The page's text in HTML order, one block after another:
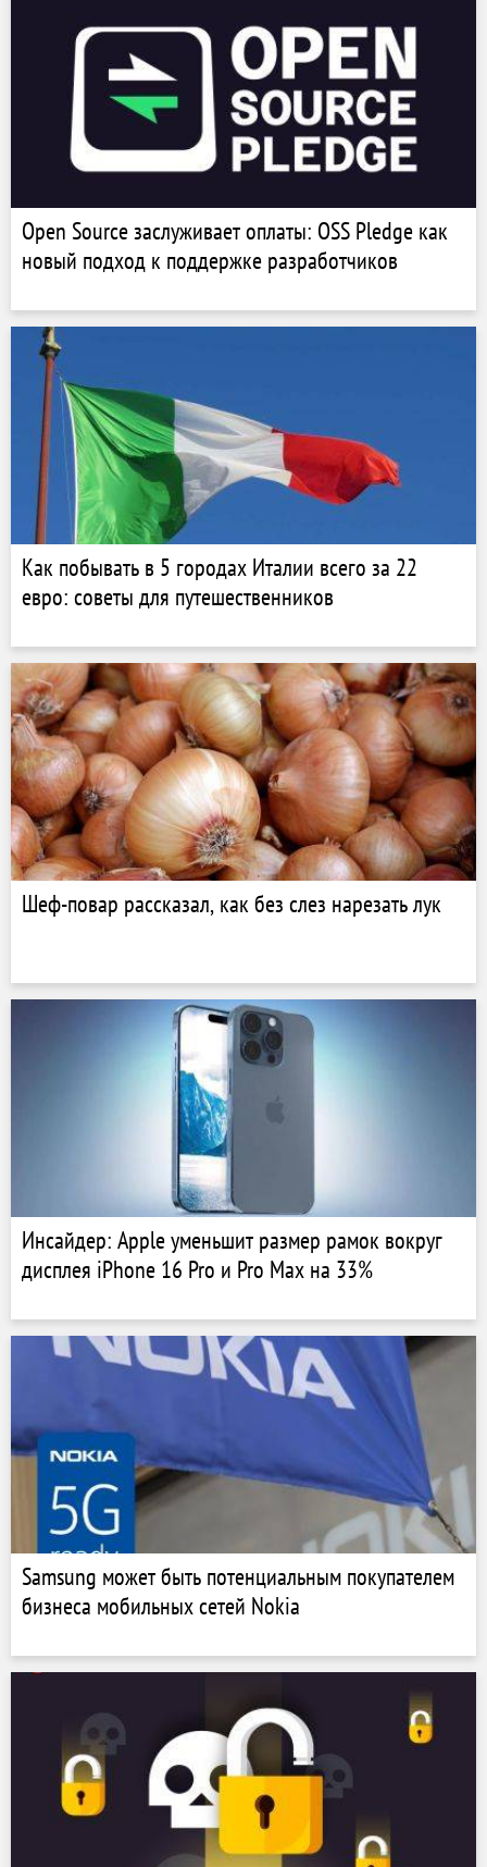
Open Source заслуживает оплаты: OSS Pledge как
новый подход к поддержке разработчиков
Как побывать в 5 городах Италии всего за 22
евро: советы для путешественников
Шеф-повар рассказал, как без слез нарезать лук
Инсайдер: Apple уменьшит размер рамок вокруг
дисплея iPhone 16 Pro и Pro Max на 33%
Samsung может быть потенциальным покупателем
бизнеса мобильных сетей Nokia